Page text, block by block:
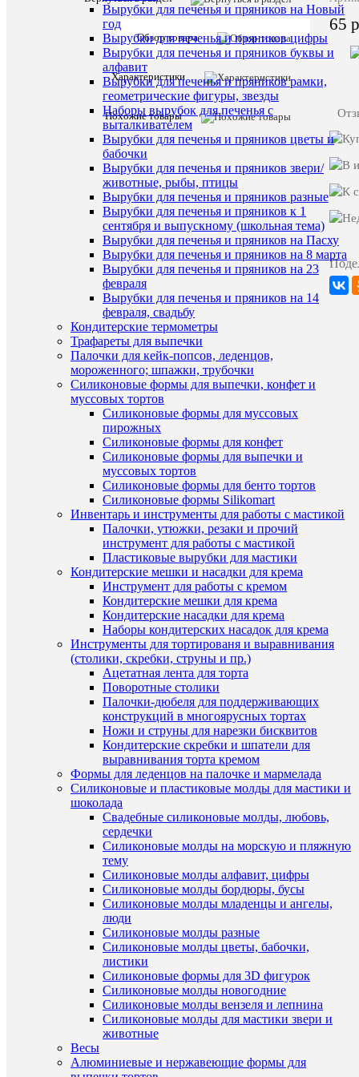
Вырубки для печенья и пряников на Новый
год
Вырубки для печенья и пряников цифры
Вырубки для печенья и пряников буквы и
алфавит
Вырубки для печенья и пряников рамки,
геометрические фигуры, звезды
Наборы вырубок для печенья с
выталкивателем
Вырубки для печенья и пряников цветы и
бабочки
Вырубки для печенья и пряников звери/
животные, рыбы, птицы
Вырубки для печенья и пряников разные
Вырубки для печенья и пряников к 1
сентября и выпускному (школьная тема)
Вырубки для печенья и пряников на Пасху
Вырубки для печенья и пряников на 8 марта
Вырубки для печенья и пряников на 23
февраля
Вырубки для печенья и пряников на 14
февраля, свадьбу
Кондитерские термометры
Трафареты для выпечки
Палочки для кейк-попсов, леденцов,
мороженного; шпажки, трубочки
Силиконовые формы для выпечки, конфет и
муссовых тортов
Силиконовые формы для муссовых
пирожных
Силиконовые формы для конфет
Силиконовые формы для выпечки и
муссовых тортов
Силиконовые формы для бенто тортов
Силиконовые формы Silikomart
Инвентарь и инструменты для работы с мастикой
Палочки, утюжки, резаки и прочий
инструмент для работы с мастикой
Пластиковые вырубки для мастики
Кондитерские мешки и насадки для крема
Инструмент для работы с кремом
Кондитерские мешки для крема
Кондитерские насадки для крема
Наборы кондитерских насадок для крема
Инструменты для тортированя и выравнивания
(столики, скребки, струны и пр.)
Ацетатная лента для торта
Поворотные столики
Палочки-дюбеля для поддерживающих
конструкций в многоярусных тортах
Ножи и струны для нарезки бисквитов
Кондитерские скребки и шпатели для
выравнивания торта кремом
Формы для леденцов на палочке и мармелада
Силиконовые и пластиковые молды для мастики и
шоколада
Свадебные силиконовые молды, любовь,
сердечки
Силиконовые молды на морскую и пляжную
тему
Силиконовые молды алфавит, цифры
Силиконовые молды бордюры, бусы
Силиконовые молды младенцы и ангелы,
люди
Силиконовые молды разные
Силиконовые молды цветы, бабочки,
листики
Силиконовые формы для 3D фигурок
Силиконовые молды новогодние
Силиконовые молды вензеля и лепнина
Силиконовые молды для мастики звери и
животные
Весы
Алюминиевые и нержавеющие формы для
Обзор товара
Характеристики
Похожие товары
товара:
бортиком
50*40
бумажная
для
капкейков,
12
шт.
Все
Все
Быстрый
Синяя
мм.
65
руб.
/
65